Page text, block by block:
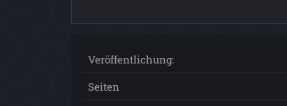
Veröffentlichung:
Seiten